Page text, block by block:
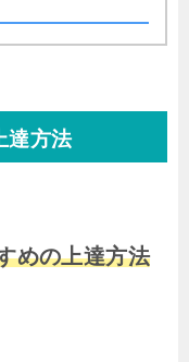
達方法
めの上達方法